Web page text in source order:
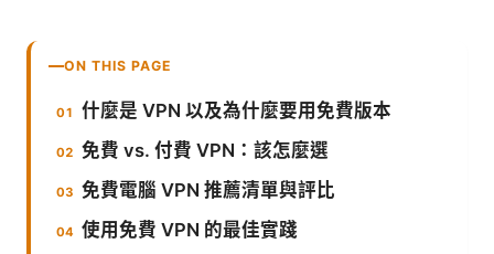
ON THIS PAGE
什麼是 VPN 以及為什麼要用免費版本
免費 vs. 付費 VPN：該怎麼選
免費電腦 VPN 推薦清單與評比
使用免費 VPN 的最佳實踐